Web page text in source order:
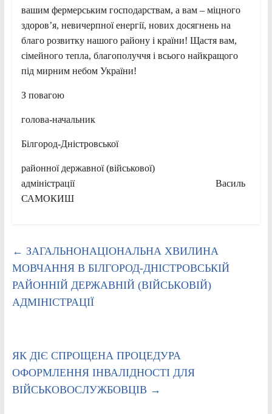
вашим фермерським господарствам, а вам – міцного
здоров’я, невичерпної енергії, нових досягнень на
благо розвитку нашого району і країни! Щастя вам,
сімейного тепла, благополуччя і всього найкращого
під мирним небом України!
З повагою
голова-начальник
Білгород-Дністровської
районної державної (військової)
адміністрації Василь
САМОКИШ
← ЗАГАЛЬНОНАЦІОНАЛЬНА ХВИЛИНА
МОВЧАННЯ В БІЛГОРОД-ДНІСТРОВСЬКІЙ
РАЙОННІЙ ДЕРЖАВНІЙ (ВІЙСЬКОВІЙ)
АДМІНІСТРАЦІЇ
ЯК ДІЄ СПРОЩЕНА ПРОЦЕДУРА
ОФОРМЛЕННЯ ІНВАЛІДНОСТІ ДЛЯ
ВІЙСЬКОВОСЛУЖБОВЦІВ →